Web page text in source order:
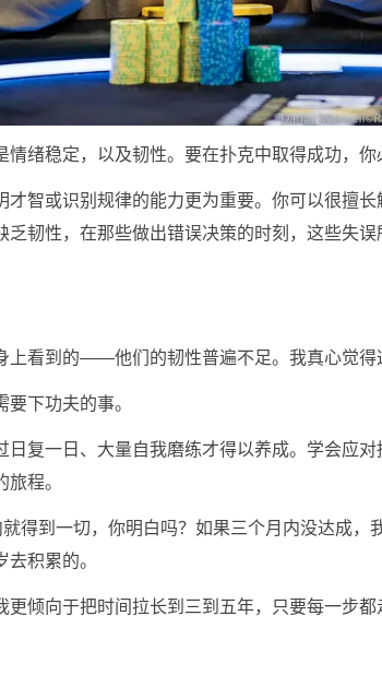
绪稳定，以及韧性。要在扑克中取得成功，你
才智或识别规律的能力更为重要。你可以很擅长
乏韧性，在那些做出错误决策的时刻，这些失
上看到的——他们的韧性普遍不足。我真心觉得
下功夫的事。
复一日、大量自我磨练才得以养成。学会应对
程。
得到一切，你明白吗？如果三个月内没达成，
积累的。
倾向于把时间拉长到三到五年，只要每一步都